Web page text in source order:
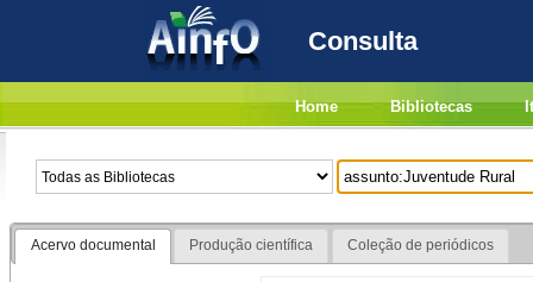
Consulta
Home Bibliotecas
Acervo documental Produção científica Coleção de periódicos